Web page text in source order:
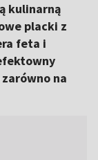
kulinarną
placki z
feta i
na